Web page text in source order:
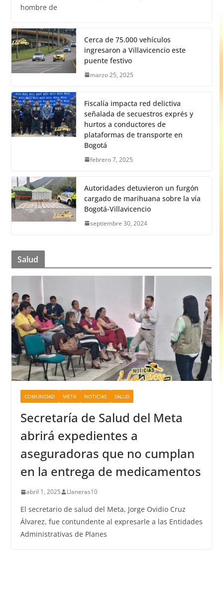
hombre de
Cerca de 75.000 vehículos
ingresaron a Villavicencio este
puente festivo
marzo 25, 2025
Fiscalía impacta red delictiva
señalada de secuestros exprés y
hurtos a conductores de
plataformas de transporte en
Bogotá
febrero 7, 2025
Autoridades detuvieron un furgón
cargado de marihuana sobre la vía
Bogotá-Villavicencio
septiembre 30, 2024
Salud
COMUNIDAD META NOTICIAS SALUD
Secretaría de Salud del Meta
abrirá expedientes a
aseguradoras que no cumplan
en la entrega de medicamentos
abril 1, 2025 Llaneras10
El secretario de salud del Meta, Jorge Ovidio Cruz
Álvarez, fue contundente al expresarle a las Entidades
Administrativas de Planes